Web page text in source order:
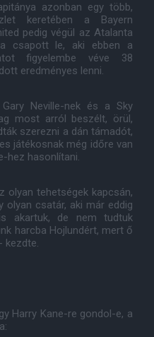
azonban egy több,
keretében a Bayern
pedig végül az Atalanta
csapott le, aki ebben a
figyelembe véve 38
eredményes lenni.
Neville-nek és a Sky
most arról beszélt, örül,
szerezni a dán támadót,
játékosnak még időre van
hez hasonlítani.
olyan tehetségek kapcsán,
olyan csatár, aki már eddig
akartuk, de nem tudtuk
harcba Hojlundért, mert ő
kezdte.
Harry Kane-re gondol-e, a